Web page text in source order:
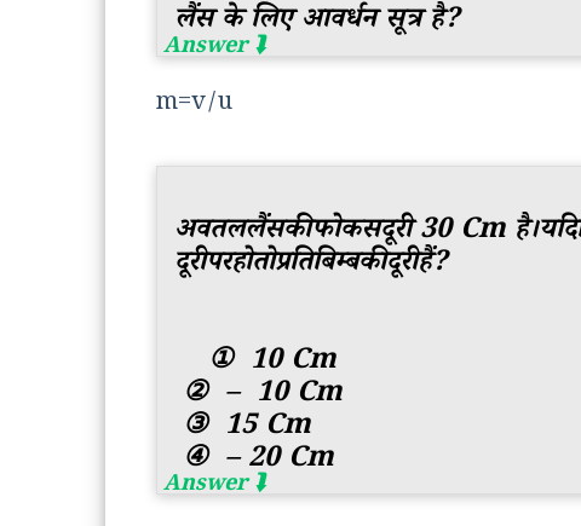
लैंस के लिए आवर्धन सूत्र है?
m=v/u
अवतललैंसकीफोकसदूरी 30 Cm
दूरीपरहोतोप्रतिबिम्बकीदूरीहैं?
① 10 Cm
② – 10 Cm
③ 15 Cm
④ – 20 Cm